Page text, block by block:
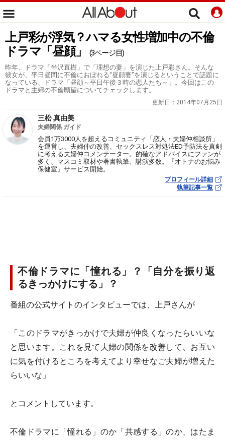
上戸彩が浮気？ハマる女性増加中の不倫
ドラマ「昼顔」
(3ページ目)
昨年、ドラマ「半沢直樹」で「理想の妻」を演じた上戸彩さん。そんな
彼女が、平日昼間に不倫におぼれる“昼顔妻”を演じるということで話題に
なっている、ドラマ「昼顔～平日午後３時の恋人たち～」。今回はこの
ドラマと主婦の不倫願望についてチェックします。
更新日： 2014年07月25日
三松 真由美
夫婦関係 ガイド
会員1万3000人を超えるコミュニティ「恋人・夫婦仲相談所」
を運営し、夫婦仲の改善、セックスレス対処法ED予防法を真剣
に考える夫婦仲コメンテーター。的確なアドバイスにファンが
多く、マスコミ取材や著書執筆、講演多数。『オトナのお悩み
保健室』サービス開始。
プロフィール詳細
執筆記事一覧
不倫ドラマに「憧れる」？「自分を振り返
るきっかけにする」？
番組の公式サイトのインタビューでは、上戸さんが
「このドラマがきっかけで夫婦が仲良くなったらいいな
と思います。これを見て夫婦の関係を改善して、お互い
に気を付けるところを考えてより幸せなご夫婦が増えた
らいいな」
とコメントしています。
不倫ドラマに「憧れる」のか「共感する」のか、はたま